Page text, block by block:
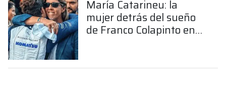
María Catarineu: la
mujer detrás del sueño
de Franco Colapinto en